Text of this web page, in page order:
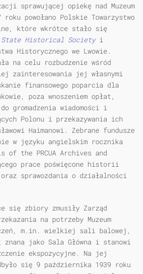
sprawującej opiekę nad Muzeum
powołano Polskie Towarzystwo
które wkrótce stało się
Historical Societyi
Historycznego we Lwowie.
na celu rozbudzenie wśród
zainteresowania jej własnymi
finansowego poparcia dla
poza wnoszeniem opłat,
gromadzenia wiadomości i
Polonu i przekazywania ich
Haimanowi. Zebrane fundusze
w języku angielskim rocznika
of the PRCUA Archives and
prace poświęcone historii
oraz sprawozdania o działalności
się zbiory zmusiły Zarząd
na potrzeby Muzeum
m.in. wielkiej sali balowej,
jako Sala Główna i stanowi
ekspozycyjne. Na jej
się 9 października 1939 roku